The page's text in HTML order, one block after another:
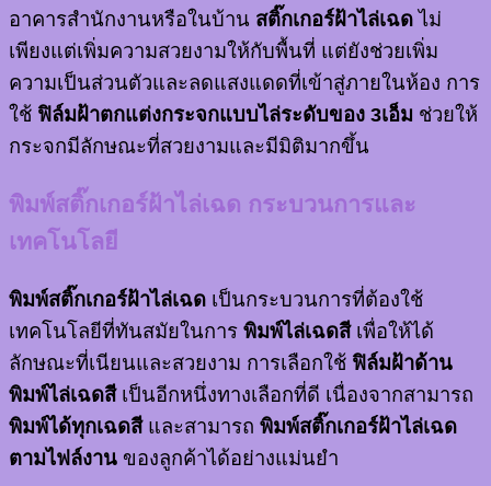
อาคารสำนักงานหรือในบ้าน สติ๊กเกอร์ฝ้าไล่เฉดไม่
เพียงแต่เพิ่มความสวยงามให้กับพื้นที่ แต่ยังช่วยเพิ่ม
ความเป็นส่วนตัวและลดแสงแดดที่เข้าสู่ภายในห้อง การ
ใช้ ฟิล์มฝ้าตกแต่งกระจกแบบไล่ระดับของ 3เอ็ม ช่วยให้
กระจกมีลักษณะที่สวยงามและมีมิติมากขึ้น
พิมพ์สติ๊กเกอร์ฝ้าไล่เฉด กระบวนการและ
เทคโนโลยี
พิมพ์สติ๊กเกอร์ฝ้าไล่เฉด เป็นกระบวนการที่ต้องใช้
เทคโนโลยีที่ทันสมัยในการ พิมพ์ไล่เฉดสีเพื่อให้ได้
ลักษณะที่เนียนและสวยงาม การเลือกใช้ ฟิล์มฝ้าด้าน
พิมพ์ไล่เฉดสีเป็นอีกหนึ่งทางเลือกที่ดี เนื่องจากสามารถ
พิมพ์ได้ทุกเฉดสีและสามารถ พิมพ์สติ๊กเกอร์ฝ้าไล่เฉด
ตามไฟล์งาน ของลูกค้าได้อย่างแม่นยำ